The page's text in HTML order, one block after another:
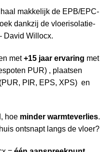
makkelijk de EPB/EPC-
dankzij de vloerisolatie-
David Willocx.
met+15 jaar ervaring met
PUR) , plaatsen
PIR, EPS, XPS) en
hoe minder warmteverlies.
ontsnapt langs de vloer?